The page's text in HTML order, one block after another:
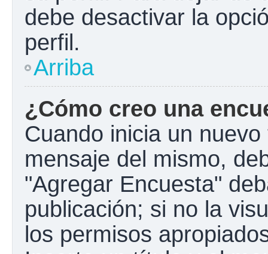
debe desactivar la
perfil.
Arriba
¿Cómo creo una
Cuando inicia un
mensaje del mismo,
"Agregar Encuesta"
publicación; si no la
los permisos